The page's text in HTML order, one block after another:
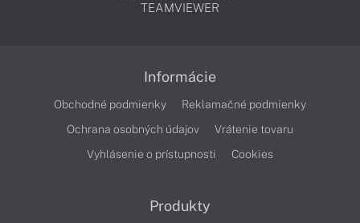
TEAMVIEWER
Informácie
Obchodné podmienky
Reklamačné podmienky
Ochrana osobných údajov
Vrátenie tovaru
Vyhlásenie o prístupnosti
Cookies
Produkty